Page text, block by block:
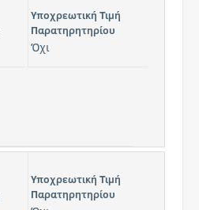
Υποχρεωτική Τιμή
Παρατηρητηρίου
Όχι
Υποχρεωτική Τιμή
Παρατηρητηρίου